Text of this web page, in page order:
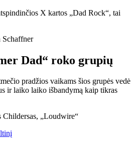
X kartos „Dad Rock“, tai
Schaffner
Dad“ roko grupių
pradžios vaikams šios grupės vedė
ir laiko laiko išbandymą kaip tikras
Childersas, „Loudwire“